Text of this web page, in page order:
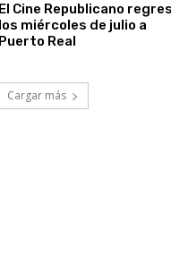
El Cine Republicano
los miércoles de julio a
Puerto Real
Cargar más